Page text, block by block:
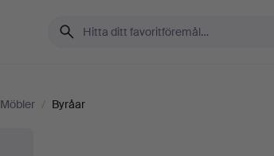
Möbler / Byråar